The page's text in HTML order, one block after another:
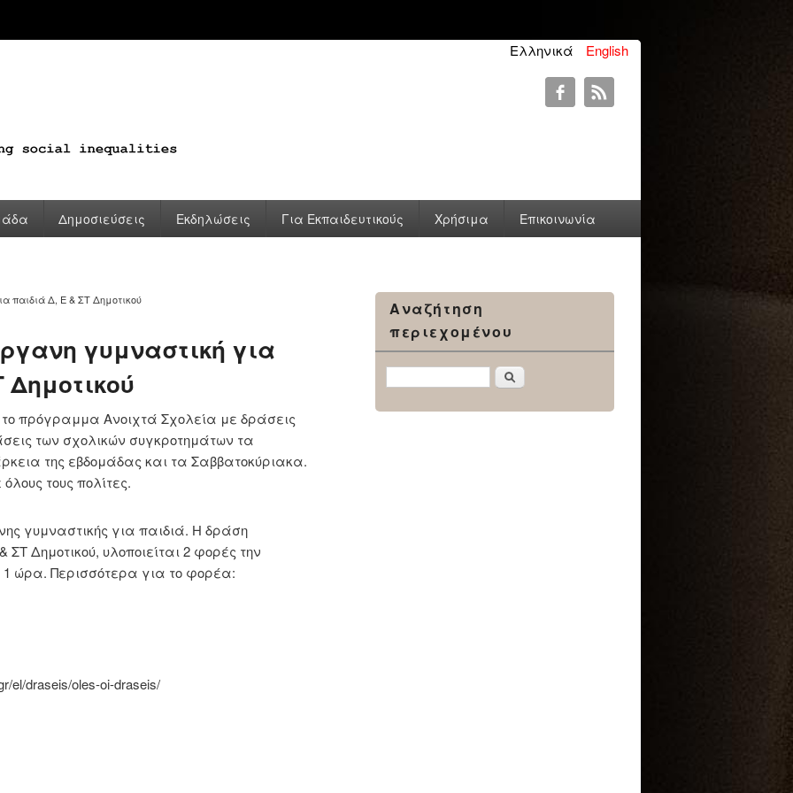
English
Ελληνικά
Δημοσιεύσεις Εκδηλώσεις Για Εκπαιδευτικούς Χρήσιμα Επικοινωνία
παιδιά Δ, Ε & ΣΤ Δημοτικού
γυμναστική για
πρόγραμμα Ανοιχτά Σχολεία με δράσεις
των σχολικών συγκροτημάτων τα
της εβδομάδας και τα Σαββατοκύριακα.
τους πολίτες.
γυμναστικής για παιδιά. Η δράση
Δημοτικού, υλοποιείται 2 φορές την
1 ώρα. Περισσότερα για το φορέα:
el/draseis/oles-oi-draseis/
Αναζήτηση
περιεχομένου
Αναζήτηση